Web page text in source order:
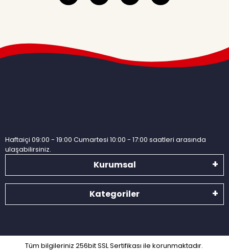
Haftaiçi 09:00 - 19:00 Cumartesi 10:00 - 17:00 saatleri arasında
ulaşabilirsiniz.
Kurumsal
Kategoriler
Tüm bilgileriniz 256bit SSL Sertifikası ile korunmaktadır.